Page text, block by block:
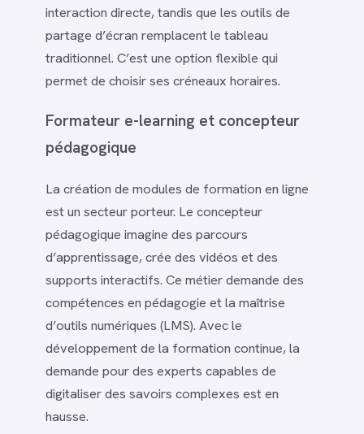
interaction directe, tandis que les outils de
partage d’écran remplacent le tableau
traditionnel. C’est une option flexible qui
permet de choisir ses créneaux horaires.
Formateur e-learning et concepteur
pédagogique
La création de modules de formation en ligne
est un secteur porteur. Le concepteur
pédagogique imagine des parcours
d’apprentissage, crée des vidéos et des
supports interactifs. Ce métier demande des
compétences en pédagogie et la maîtrise
d’outils numériques (LMS). Avec le
développement de la formation continue, la
demande pour des experts capables de
digitaliser des savoirs complexes est en
hausse.